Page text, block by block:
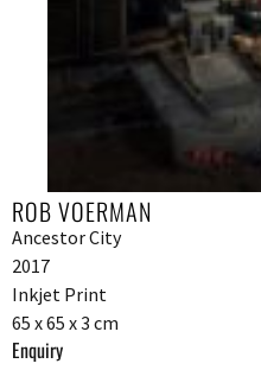
ROB VOERMAN
Ancestor City
2017
Inkjet Print
65 x 65 x 3 cm
Enquiry